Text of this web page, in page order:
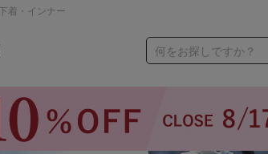
着・インナー
何をお探しですか？
ら探す
1,000～1,999円